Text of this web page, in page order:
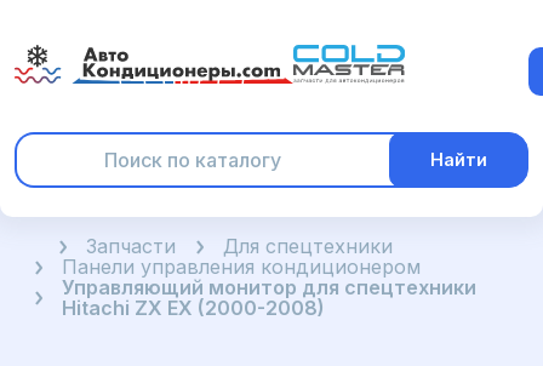
Найти
ГлавнаяЗапчасти
Для спецтехники
Панели управления кондиционером
Управляющий монитор для спецтехники
Hitachi ZX EX (2000-2008)